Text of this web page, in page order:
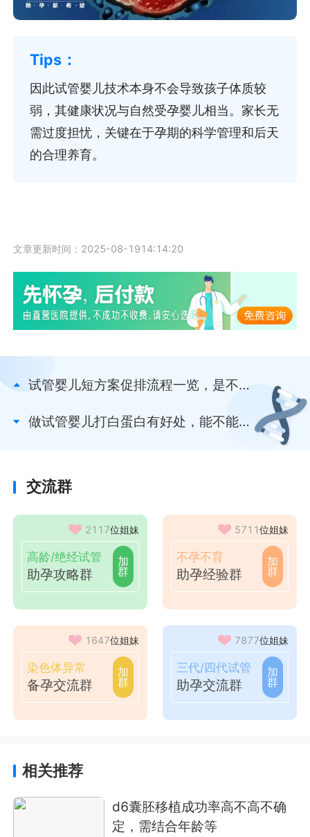
因此试管婴儿技术本身不会导致孩子体质较
弱，其健康状况与自然受孕婴儿相当。家长无
需过度担忧，关键在于孕期的科学管理和后天
的合理养育。
文章更新时间：2025-08-1914:14:20
试管婴儿短方案促排流程一览，是不是
做试管婴儿打白蛋白有好处，能不能提
交流群
2117位姐妹
高龄/绝经试管
助孕攻略群
加
群
5711位姐妹
不孕不育
助孕经验群
加
群
1647位姐妹
染色体异常
备孕交流群
加
群
7877位姐妹
三代/四代试管
助孕交流群
加
群
相关推荐
d6囊胚移植成功率高不高不确
定，需结合年龄等